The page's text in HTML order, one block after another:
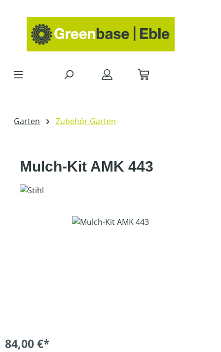
Garten Zubehör Garten
Mulch-Kit AMK 443
Bildergalerie überspringen
84,00 €*